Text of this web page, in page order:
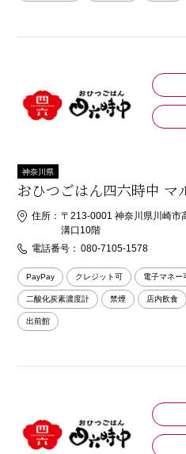
神奈川県
おひつごはん四六時中 マ
住所： 〒213-0001 神奈川県川崎市
溝口10階
電話番号： 080-7105-1578
PayPay クレジット可 電子マネー
二酸化炭素濃度計 禁煙 店内飲食
出前館